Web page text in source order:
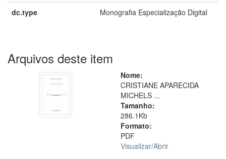
dc.type
Monografia Especialização Digital
Arquivos deste item
Nome:
CRISTIANE APARECIDA
MICHELS ...
Tamanho:
286.1Kb
Formato:
PDF
Visualizar/Abrir